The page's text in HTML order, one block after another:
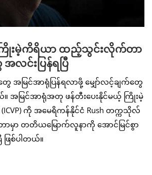
ကြိုးမဲ့ကိရိယာ ထည့်သွင်းလိုက်တာ
အလင်းပြန်ရပြီ
ေ အမြင်အာရုံပြန်ရလာဖို့ မျှော်လင့်ချက်တွေ
အမြင်အာရုံအတု ဖန်တီးပေးနိုင်မယ့် ကြိုးမဲ့
(ICVP) ကို အမေရိကန်နိုင်ငံ Rush တက္ကသိုလ်
မှာ တတိယမြောက်လူနာကို အောင်မြင်စွာ
ြစ်ပါတယ်။